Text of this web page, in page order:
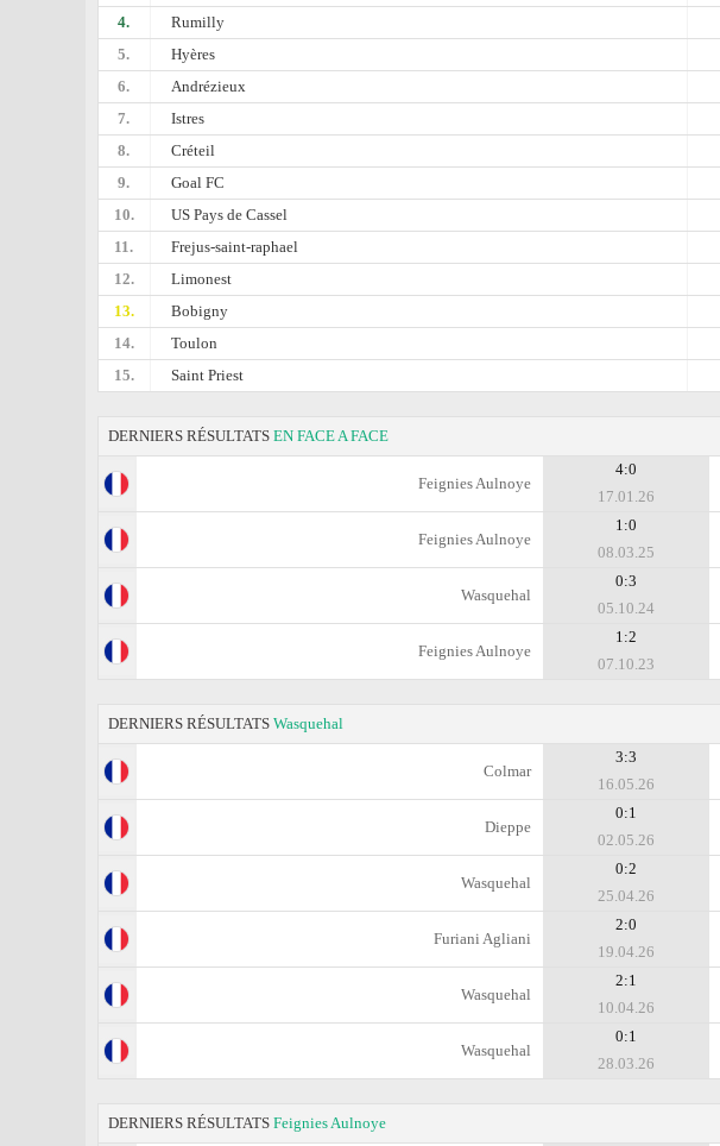
4.
Rumilly
5.
Hyères
6.
Andrézieux
7.
Istres
8.
Créteil
9.
Goal FC
10.
US Pays de Cassel
11.
Frejus-saint-raphael
12.
Limonest
13.
Bobigny
14.
Toulon
15.
Saint Priest
DERNIERS RÉSULTATS EN FACE A FACE
Feignies Aulnoye
4:0
17.01.26
Feignies Aulnoye
1:0
08.03.25
Wasquehal
0:3
05.10.24
Feignies Aulnoye
1:2
07.10.23
DERNIERS RÉSULTATS Wasquehal
Colmar
3:3
16.05.26
Dieppe
0:1
02.05.26
Wasquehal
0:2
25.04.26
Furiani Agliani
2:0
19.04.26
Wasquehal
2:1
10.04.26
Wasquehal
0:1
28.03.26
DERNIERS RÉSULTATS Feignies Aulnoye